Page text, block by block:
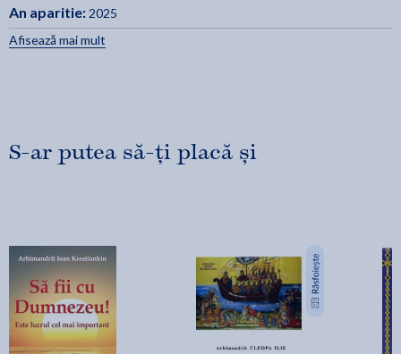
An aparitie: 2025
Afisează mai mult
S-ar putea să-ți placă și